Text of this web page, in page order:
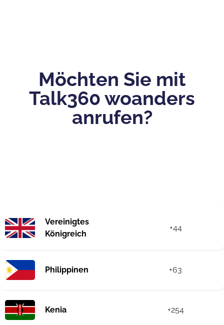
Möchten Sie mit
Talk360 woanders
anrufen?
Vereinigtes
Königreich
+44
Philippinen +63
Kenia +254